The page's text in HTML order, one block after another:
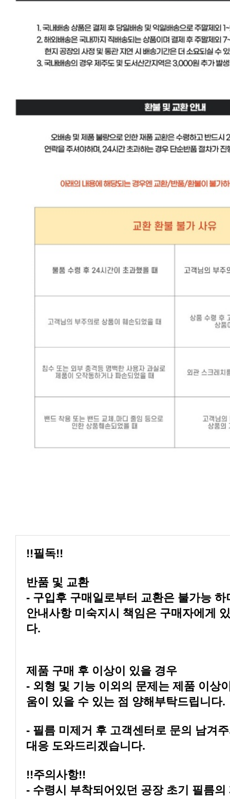
!!필독!!
반품 및 교환
다.
제품 구매 후 이상이 있을 경우
움이 있을 수 있는 점 양해부탁드립니다.
대응 도와드리겠습니다.
!!주의사항!!